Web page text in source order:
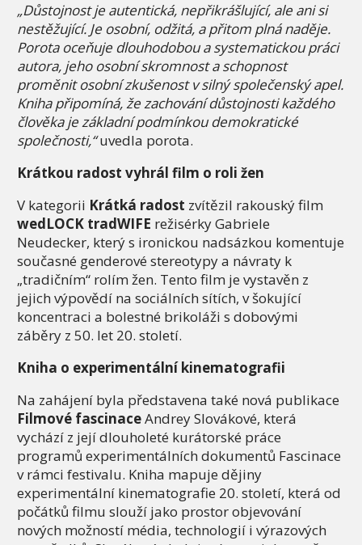
„Důstojnost je autentická, nepřikrášlující, ale ani si
nestěžující. Je osobní, odžitá, a přitom plná naděje.
Porota oceňuje dlouhodobou a systematickou práci
autora, jeho osobní skromnost a schopnost
proměnit osobní zkušenost v silný společenský apel.
Kniha připomíná, že zachování důstojnosti každého
člověka je základní podmínkou demokratické
společnosti,“uvedla porota.
Krátkou radost vyhrál film o roli žen
V kategorii Krátká radost zvítězil rakouský film
wedLOCK tradWIFE režisérky Gabriele
Neudecker, který s ironickou nadsázkou komentuje
současné genderové stereotypy a návraty k
„tradičním“ rolím žen. Tento film je vystavěn z
jejich výpovědí na sociálních sítích, v šokující
koncentraci a bolestné brikoláži s dobovými
záběry z 50. let 20. století.
Kniha o experimentální kinematografii
Na zahájení byla představena také nová publikace
Filmové fascinaceAndrey Slovákové, která
vychází z její dlouholeté kurátorské práce
programů experimentálních dokumentů Fascinace
v rámci festivalu. Kniha mapuje dějiny
experimentální kinematografie 20. století, která od
počátků filmu slouží jako prostor objevování
nových možností média, technologií i výrazových